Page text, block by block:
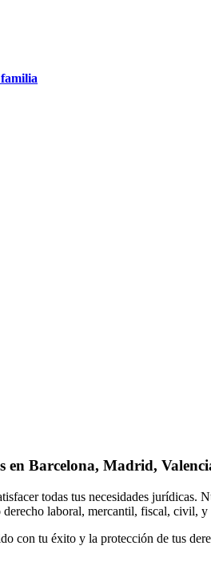
en Barcelona, Madrid,
todas tus necesidades jurídicas.
laboral, mercantil, fiscal, civil, y
con tu éxito y la protección de tus